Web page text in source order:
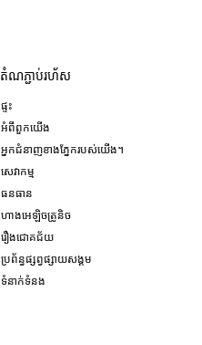
តំណ​ភ្ជាប់​រហ័ស
ផ្ទះ
អំពី​ពួក​យើង
អ្នកជំនាញខាងភ្នែករបស់យើង។
សេវាកម្ម
ធនធាន
ហាងអេឡិចត្រូនិច
រឿង​ជោគជ័យ
ប្រព័ន្ធ​ផ្សព្វផ្សាយ​សង្គម
ទំនាក់ទំនង